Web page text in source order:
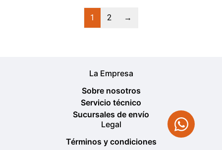
1 2 →
La Empresa
Sobre nosotros
Servicio técnico
Sucursales de envío
Legal
Términos y condiciones